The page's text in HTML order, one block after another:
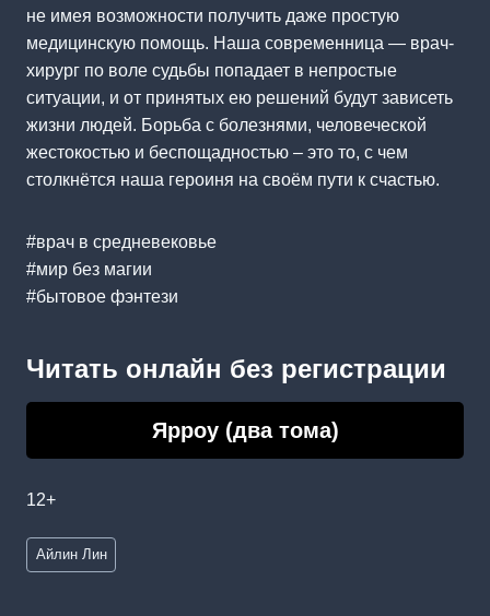
не имея возможности получить даже простую
медицинскую помощь. Наша современница — врач-
хирург по воле судьбы попадает в непростые
ситуации, и от принятых ею решений будут зависеть
жизни людей. Борьба с болезнями, человеческой
жестокостью и беспощадностью – это то, с чем
столкнётся наша героиня на своём пути к счастью.
#врач в средневековье
#мир без магии
#бытовое фэнтези
Читать онлайн без регистрации
Ярроу (два тома)
12+
Метки
записи:
Айлин Лин